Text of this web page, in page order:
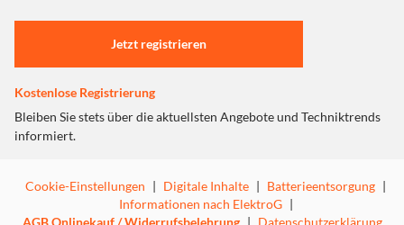
Einstellungen anpassen
Jetzt registrieren
Kostenlose Registrierung
Bleiben Sie stets über die aktuellsten Angebote und Techniktrends
informiert.
Cookie-Einstellungen | Digitale Inhalte | Batterieentsorgung |
Informationen nach ElektroG |
AGB Onlinekauf / Widerrufsbelehrung | Datenschutzerklärung